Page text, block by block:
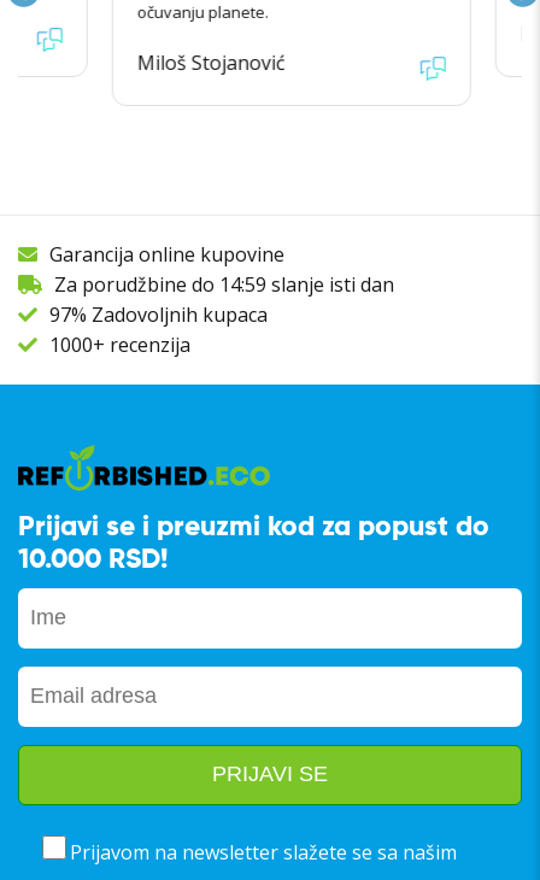
očuvanju planete.
Miloš Stojanović
Garancija online kupovine
Za porudžbine do 14:59 slanje isti dan
97% Zadovoljnih kupaca
1000+ recenzija
Prijavi se i preuzmi kod za popust do
10.000 RSD!
Prijavom na newsletter slažete se sa našim